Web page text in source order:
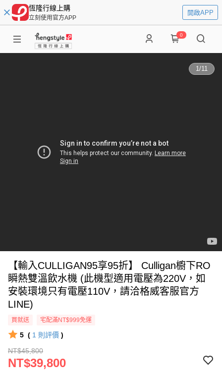
恆隆行線上購
立刻使用官方APP
開啟APP
0
1/11
【輸入CULLIGAN95享95折】 Culligan櫥下RO
瞬熱雙溫飲水機 (此機型適用電壓為220V，如
安裝環境只有電壓110V，請洽格威客服官方
LINE)
買就送 宅配滿NT$999免運
5 ( 1 則評價 )
NT$45,800
NT$39,800